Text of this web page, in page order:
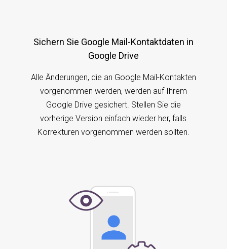
Sichern Sie Google Mail-Kontaktdaten in
Google Drive
Alle Änderungen, die an Google Mail-Kontakten
vorgenommen werden, werden auf Ihrem
Google Drive gesichert. Stellen Sie die
vorherige Version einfach wieder her, falls
Korrekturen vorgenommen werden sollten.